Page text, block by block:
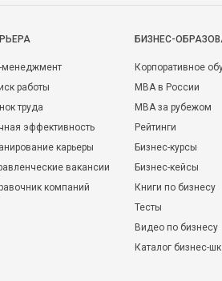
менеджмент
работы
труда
эффективность
карьеры
вакансии
компаний
БИЗНЕС-
Корпоративное
MBA в России
MBA за рубежом
Рейтинги
Бизнес-курсы
Бизнес-кейсы
Книги по бизнесу
Тесты
Видео по бизнесу
Каталог бизнес-